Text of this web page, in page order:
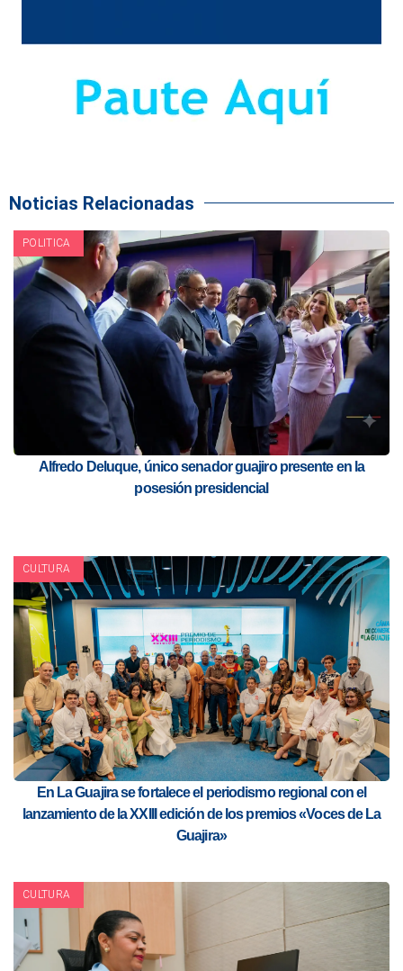
Noticias Relacionadas
POLITICA
Alfredo Deluque, único senador guajiro presente en la
posesión presidencial
CULTURA
En La Guajira se fortalece el periodismo regional con el
lanzamiento de la XXIII edición de los premios «Voces de La
Guajira»
CULTURA